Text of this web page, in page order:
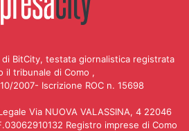
BitCity, testata giornalistica registrata
il tribunale di Como ,
2007- Iscrizione ROC n. 15698
Via NUOVA VALASSINA, 4 22046
Registro imprese di Como